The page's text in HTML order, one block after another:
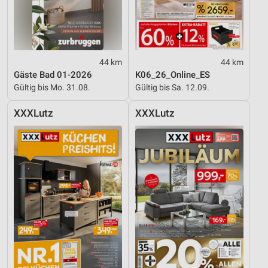
44 km
Gäste Bad 01-2026
Gültig bis Mo. 31.08.
44 km
K06_26_Online_ES
Gültig bis Sa. 12.09.
XXXLutz XXXLutz
Inhalten
IAB-Besonderheiten:
Verwendung genauer Standortdaten
Geräte anhand von aktiv angeforderten
Informationen identifizieren
Notwendig
Performance
Funktional
Werbung